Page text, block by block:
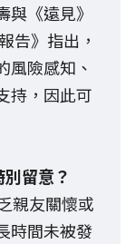
《遠見》
告》指出，
風險感知、
持，因此可
留意？
親友關懷或
時間未被發